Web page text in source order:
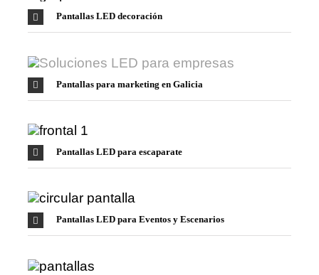
Pantallas LED decoración
Pantallas para marketing en Galicia
Pantallas LED para escaparate
Pantallas LED para Eventos y Escenarios